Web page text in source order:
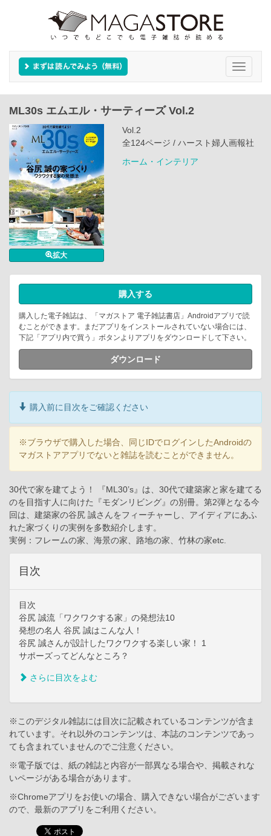
Toggle
ML30s エムエル・サーティーズ Vol.2
拡大
Vol.2
全124ページ / ハースト婦人画報社
ホーム・インテリア
購入する
購入した電子雑誌は、「マガストア 電子雑誌書店」Androidアプリで読
むことができます。まだアプリをインストールされていない場合には、
下記「アプリ内で買う」ボタンよりアプリをダウンロードして下さい。
ダウンロード
購入前に目次をご確認ください
※ブラウザで購入した場合、同じIDでログインしたAndroidの
マガストアアプリでないと雑誌を読むことができません。
30代で家を建てよう！ 『ML30’s』は、30代で建築家と家を建てる
のを目指す人に向けた『モダンリビング』の別冊。第2弾となる今
回は、建築家の谷尻 誠さんをフィーチャーし、アイディアにあふ
れた家づくりの実例を多数紹介します。
実例：フレームの家、海景の家、路地の家、竹林の家etc.
目次
目次
谷尻 誠流「ワクワクする家」の発想法10
発想の名人 谷尻 誠はこんな人！
谷尻 誠さんが設計したワクワクする楽しい家！ 1
サポーズってどんなところ？
さらに目次をよむ
※このデジタル雑誌には目次に記載されているコンテンツが含ま
れています。それ以外のコンテンツは、本誌のコンテンツであっ
ても含まれていませんのでご注意ください。
※電子版では、紙の雑誌と内容が一部異なる場合や、掲載されな
いページがある場合があります。
※Chromeアプリをお使いの場合、購入できない場合がございます
ので、最新のアプリをご利用ください。